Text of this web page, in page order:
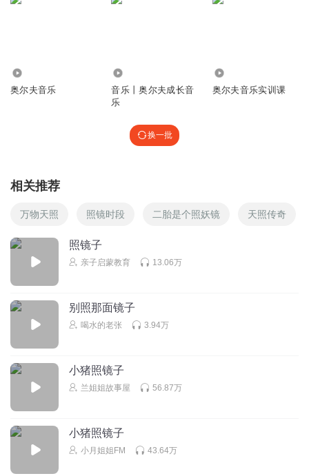
奥尔夫音乐
音乐丨奥尔夫成长音
乐
奥尔夫音乐实训课
换一批
相关推荐
万物天照 照镜时段 二胎是个照妖镜 天照传奇
照镜子
亲子启蒙教育 13.06万
别照那面镜子
喝水的老张 3.94万
小猪照镜子
兰姐姐故事屋 56.87万
小猪照镜子
小月姐姐FM 43.64万